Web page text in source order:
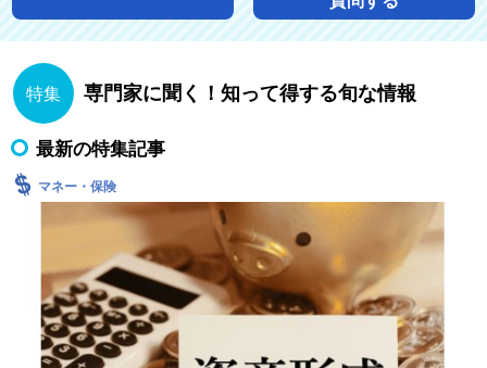
特集 専門家に聞く！知って得する旬な情報
最新の特集記事
マネー・保険